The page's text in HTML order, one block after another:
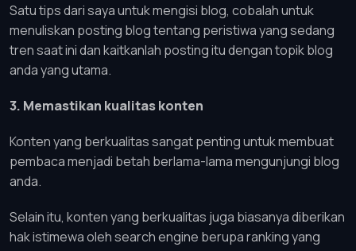
Satu tips dari saya untuk mengisi blog, cobalah untuk
menuliskan posting blog tentang peristiwa yang sedang
tren saat ini dan kaitkanlah posting itu dengan topik blog
anda yang utama.
3. Memastikan kualitas konten
Konten yang berkualitas sangat penting untuk membuat
pembaca menjadi betah berlama-lama mengunjungi blog
anda.
Selain itu, konten yang berkualitas juga biasanya diberikan
hak istimewa oleh search engine berupa ranking yang